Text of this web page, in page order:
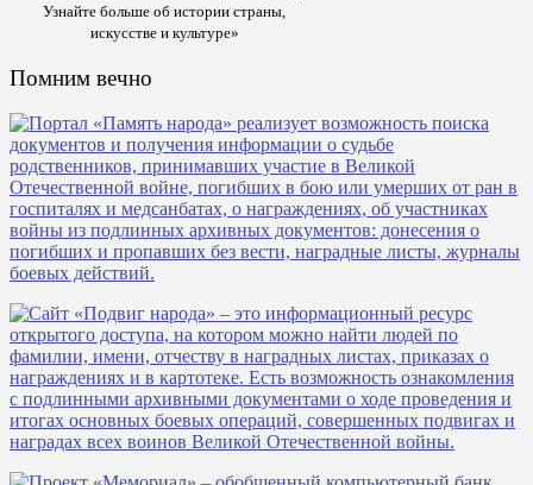
Узнайте больше об истории страны,
искусстве и культуре»
Помним вечно